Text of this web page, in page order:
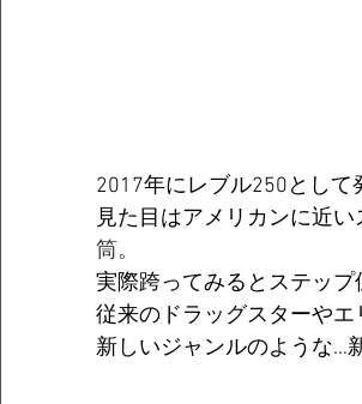
2017年にレブル250とし
見た目はアメリカンに近い
筒。
実際跨ってみるとステッ
従来のドラッグスターや
新しいジャンルのような…